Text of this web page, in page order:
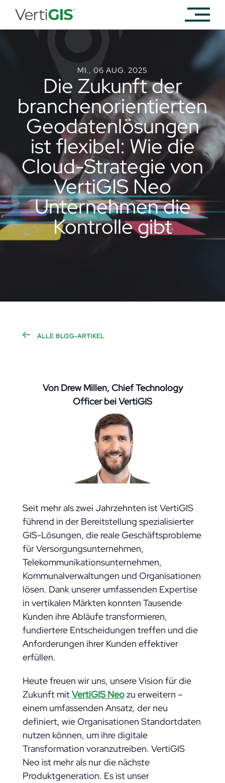
MI., 06 AUG. 2025
Die Zukunft der
branchenorientierten
Geodatenlösungen
ist flexibel: Wie die
Cloud-Strategie von
VertiGIS Neo
Unternehmen die
Kontrolle gibt
ALLE BLOG-ARTIKEL
Von Drew Millen, Chief Technology
Officer bei VertiGIS
Seit mehr als zwei Jahrzehnten ist VertiGIS
führend in der Bereitstellung spezialisierter
GIS-Lösungen, die reale Geschäftsprobleme
für Versorgungsunternehmen,
Telekommunikationsunternehmen,
Kommunalverwaltungen und Organisationen
lösen. Dank unserer umfassenden Expertise
in vertikalen Märkten konnten Tausende
Kunden ihre Abläufe transformieren,
fundiertere Entscheidungen treffen und die
Anforderungen ihrer Kunden effektiver
erfüllen.
Heute freuen wir uns, unsere Vision für die
Zukunft mitVertiGIS Neozu erweitern –
einem umfassenden Ansatz, der neu
definiert, wie Organisationen Standortdaten
nutzen können, um ihre digitale
Transformation voranzutreiben. VertiGIS
Neo ist mehr als nur die nächste
Produktgeneration. Es ist unser